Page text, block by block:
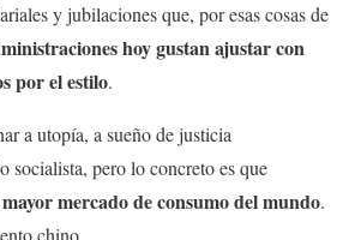
y jubilaciones que, por esas cosas de
hoy gustan ajustar con
por el estilo.
a utopía, a sueño de justicia
socialista, pero lo concreto es que
mercado de consumo del mundo.
chino.